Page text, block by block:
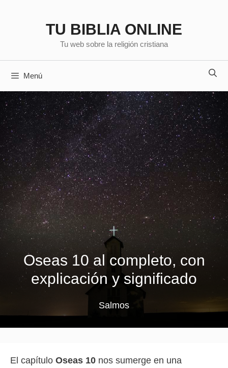
TU BIBLIA ONLINE
Tu web sobre la religión cristiana
Menú
Oseas 10 al completo, con
explicación y significado
Salmos
El capítulo Oseas 10 nos sumerge en una